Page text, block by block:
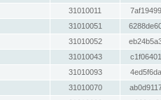
31010011
31010051
31010052
31010043
31010093
31010070